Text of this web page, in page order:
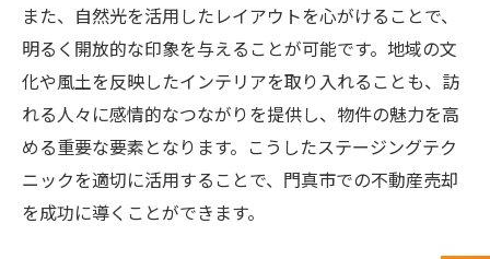
また、自然光を活用したレイアウトを心がけることで、
明るく開放的な印象を与えることが可能です。地域の文
化や風土を反映したインテリアを取り入れることも、訪
れる人々に感情的なつながりを提供し、物件の魅力を高
める重要な要素となります。こうしたステージングテク
ニックを適切に活用することで、門真市での不動産売却
を成功に導くことができます。